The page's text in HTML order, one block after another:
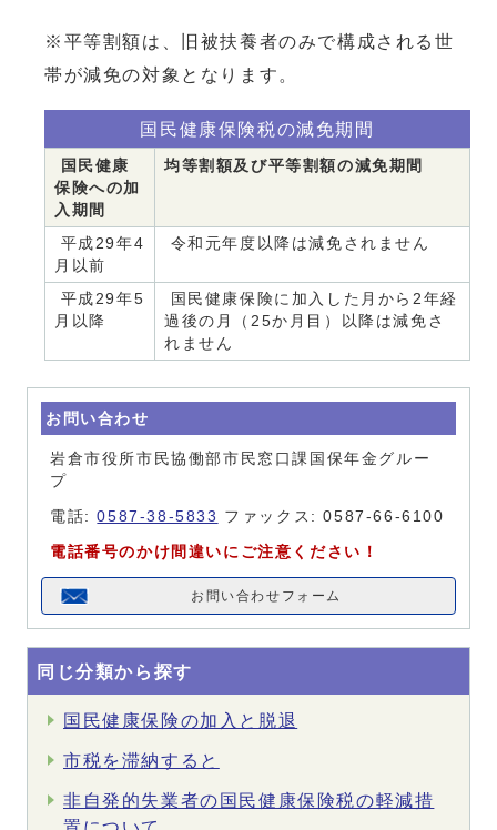
※平等割額は、旧被扶養者のみで構成される世
帯が減免の対象となります。
国民健康保険税の減免期間
国民健康
保険への加
入期間
均等割額及び平等割額の減免期間
平成29年4
月以前
令和元年度以降は減免されません
平成29年5
月以降
国民健康保険に加入した月から2年経
過後の月（25か月目）以降は減免さ
れません
お問い合わせ
岩倉市役所市民協働部市民窓口課国保年金グルー
プ
電話:0587-38-5833 ファックス: 0587-66-6100
電話番号のかけ間違いにご注意ください！
お問い合わせフォーム
同じ分類から探す
国民健康保険の加入と脱退
市税を滞納すると
非自発的失業者の国民健康保険税の軽減措